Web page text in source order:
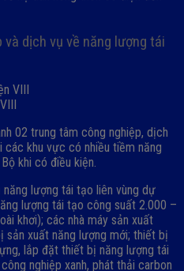
dịch vụ về năng lượng tái
02 trung tâm công nghiệp, dịch
khu vực có nhiều tiềm năng
khi có điều kiện.
lượng tái tạo liên vùng dự
lượng tái tạo công suất 2.000 –
khơi); các nhà máy sản xuất
xuất năng lượng mới; thiết bị
lắp đặt thiết bị năng lượng tái
nghiệp xanh, phát thải carbon